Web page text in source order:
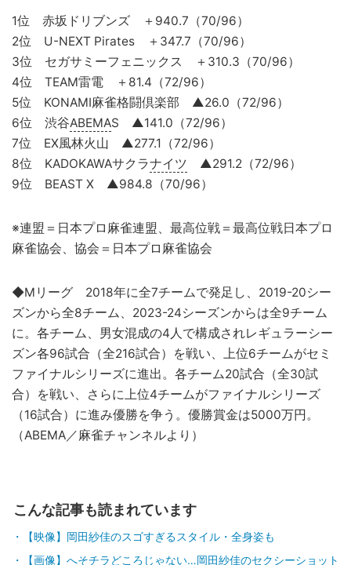
1位 赤坂ドリブンズ ＋940.7（70/96）
2位 U-NEXT Pirates ＋347.7（70/96）
3位 セガサミーフェニックス ＋310.3（70/96）
4位 TEAM雷電 ＋81.4（72/96）
5位 KONAMI麻雀格闘倶楽部 ▲26.0（72/96）
6位 渋谷ABEMAS ▲141.0（72/96）
7位 EX風林火山 ▲277.1（72/96）
8位 KADOKAWAサクラナイツ ▲291.2（72/96）
9位 BEAST X ▲984.8（70/96）
※連盟＝日本プロ麻雀連盟、最高位戦＝最高位戦日本プロ
麻雀協会、協会＝日本プロ麻雀協会
◆Mリーグ 2018年に全7チームで発足し、2019-20シー
ズンから全8チーム、2023-24シーズンからは全9チーム
に。各チーム、男女混成の4人で構成されレギュラーシー
ズン各96試合（全216試合）を戦い、上位6チームがセミ
ファイナルシリーズに進出。各チーム20試合（全30試
合）を戦い、さらに上位4チームがファイナルシリーズ
（16試合）に進み優勝を争う。優勝賞金は5000万円。
（ABEMA／麻雀チャンネルより）
こんな記事も読まれています
【映像】岡田紗佳のスゴすぎるスタイル・全身姿も
【画像】へそチラどころじゃない…岡田紗佳のセクシーショット